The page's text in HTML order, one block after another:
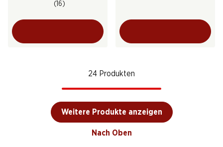
(16)
24 Produkten
Weitere Produkte anzeigen
Nach Oben